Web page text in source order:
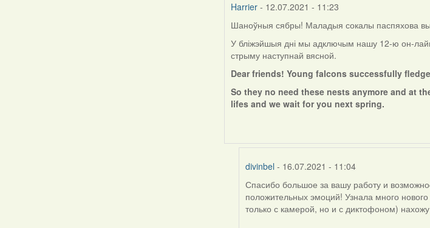
Harrier - 12.07.2021 - 11:23
Шаноўныя сябры! Маладыя сокалы паспяхова
У бліжэйшыя дні мы адключым нашу 12-ю он-
стрыму наступнай вясной.
Dear friends! Young falcons successfully
So they no need these nests anymore and at
lifes and we wait for you next spring.
divinbel - 16.07.2021 - 11:04
In
reply
to
Спасибо большое за вашу работу и
положительных эмоций! Узнала много
только с камерой, но и с диктофоном)